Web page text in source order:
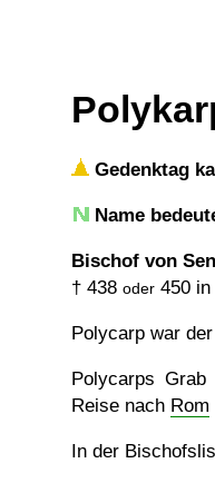
Gedenktag
Name
Bischof von
† 438 oder 450 in
Polycarp war
Polycarps
Reise nach Rom
In der